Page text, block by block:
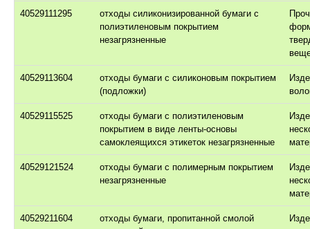
40529111295
отходы силиконизированной бумаги с
полиэтиленовым покрытием
незагрязненные
40529113604
отходы бумаги с силиконовым покрытием
(подложки)
40529115525
отходы бумаги с полиэтиленовым
покрытием в виде ленты-основы
самоклеящихся этикеток незагрязненные
40529121524
отходы бумаги с полимерным покрытием
незагрязненные
40529211604
отходы бумаги, пропитанной смолой